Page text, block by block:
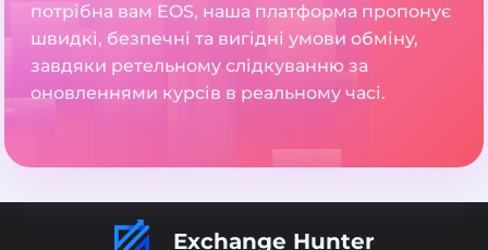
потрібна вам EOS, наша платформа пропонує
швидкі, безпечні та вигідні умови обміну,
завдяки ретельному слідкуванню за
оновленнями курсів в реальному часі.
Exchange Hunter